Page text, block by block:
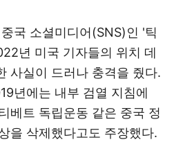
국 소셜미디어(SNS)인 '틱
년 미국 기자들의 위치 데
사실이 드러나 충격을 줬다.
년에는 내부 검열 지침에
베트 독립운동 같은 중국 정
을 삭제했다고도 주장했다.